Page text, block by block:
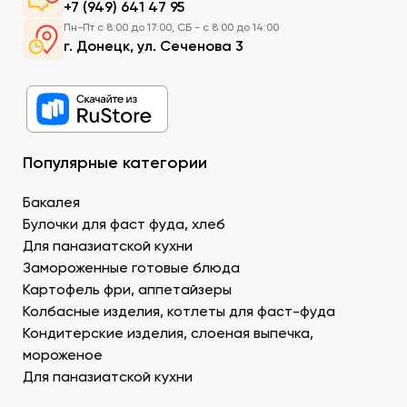
рис округлой формы, с нейтральным вкусом и
Рыбу. В составе рыбных продуктов для суши в ДНР
можно заказать копченое филе лосося,
охлажденную семгу. А также окунь унаги,
– вкусный и питательный. Стружка тунца бонито –
Креветку – королевскую, тигровую, дикую. В
Донецке купить продукты для суши –
морепродукты, можно оптом и с доставкой.
Муку темпура. Смесь пшеничной и рисовой муки с
крахмалом для золотистой корочки. Можно
заказать премиальный мучной продукт для суши в
Водоросли. Комбу, нори – качественные продукты
для суши в ДНР с быстрой доставкой.
Икру масаго, тобико. Свежайшие продукты для
+7 (949) 641 47 95
Пн-Пт с 8:00 до 17:00, СБ - с 8:00 до 14:00
г. Донецк, ул. Сеченова 3
Популярные категории
Бакалея
Булочки для фаст фуда, хлеб
Для паназиатской кухни
Замороженные готовые блюда
Картофель фри, аппетайзеры
Колбасные изделия, котлеты для фаст-фуда
Кондитерские изделия, слоеная выпечка,
мороженое
Для паназиатской кухни